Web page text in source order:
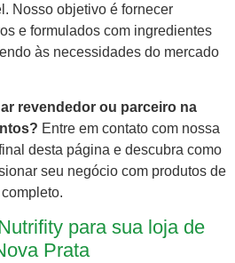
Nosso objetivo é fornecer
e formulados com ingredientes
às necessidades do mercado
revendedor ou parceiro na
Entre em contato com nossa
desta página e descubra como
seu negócio com produtos de
para sua loja de
Prata